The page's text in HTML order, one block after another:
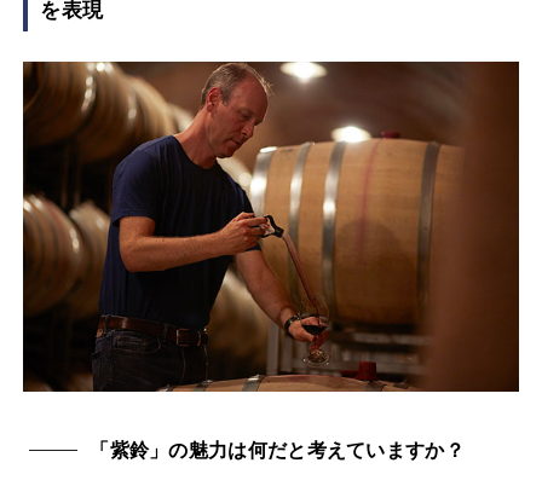
を表現
「紫鈴」の魅力は何だと考えていますか？